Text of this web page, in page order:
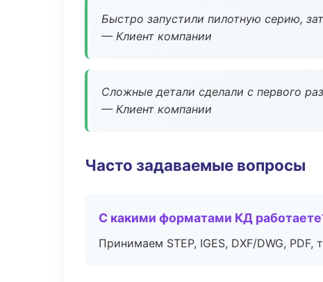
Быстро запустили пилотную серию,
— Клиент компании
Сложные детали сделали с первого
— Клиент компании
Часто задаваемые вопросы
С какими форматами КД
Принимаем STEP, IGES, DXF/DWG,